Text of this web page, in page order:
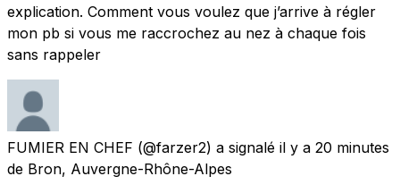
explication. Comment vous voulez que j’arrive à régler
mon pb si vous me raccrochez au nez à chaque fois
sans rappeler
FUMIER EN CHEF (@farzer2) a signalé il y a 20 minutes
de Bron, Auvergne-Rhône-Alpes